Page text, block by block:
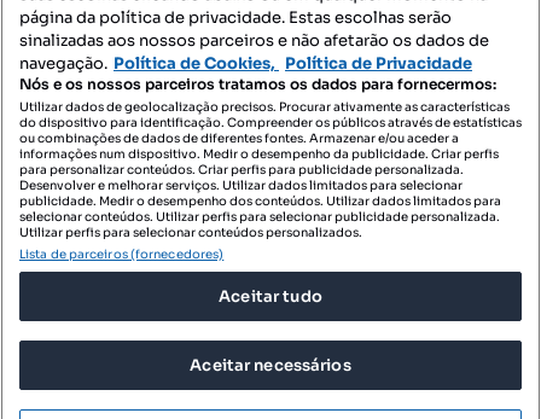
Mensagens
SIGA-NOS:
DESCARREGAR NA:
© 2026 Imovirtual.com, OLX Portugal, S.A.
POLÍTICA DE PRIVACIDADE
página da política de privacidade. Estas escolhas serão
sinalizadas aos nossos parceiros e não afetarão os dados de
navegação. Política de Cookies, Política de Privacidade
Nós e os nossos parceiros tratamos os dados para fornecermos:
Utilizar dados de geolocalização precisos. Procurar ativamente as características
do dispositivo para identificação. Compreender os públicos através de estatísticas
ou combinações de dados de diferentes fontes. Armazenar e/ou aceder a
informações num dispositivo. Medir o desempenho da publicidade. Criar perfis
para personalizar conteúdos. Criar perfis para publicidade personalizada.
Desenvolver e melhorar serviços. Utilizar dados limitados para selecionar
publicidade. Medir o desempenho dos conteúdos. Utilizar dados limitados para
selecionar conteúdos. Utilizar perfis para selecionar publicidade personalizada.
Utilizar perfis para selecionar conteúdos personalizados.
Lista de parceiros (fornecedores)
Aceitar tudo
Aceitar necessários